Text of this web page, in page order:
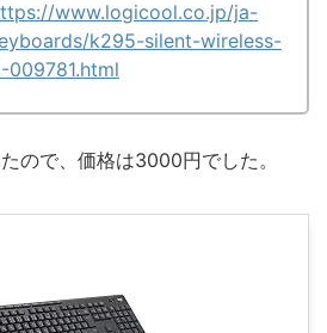
www.logicool.co.jp/ja-
k295-silent-wireless-
ので、価格は3000円でした。